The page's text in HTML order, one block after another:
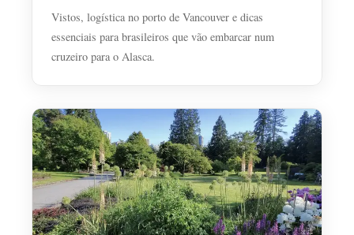
Vistos, logística no porto de Vancouver e dicas
essenciais para brasileiros que vão embarcar num
cruzeiro para o Alasca.